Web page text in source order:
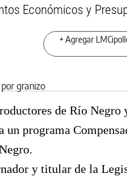
Económicos y
+ Agregar
de Río Negro
un programa
y titular de la